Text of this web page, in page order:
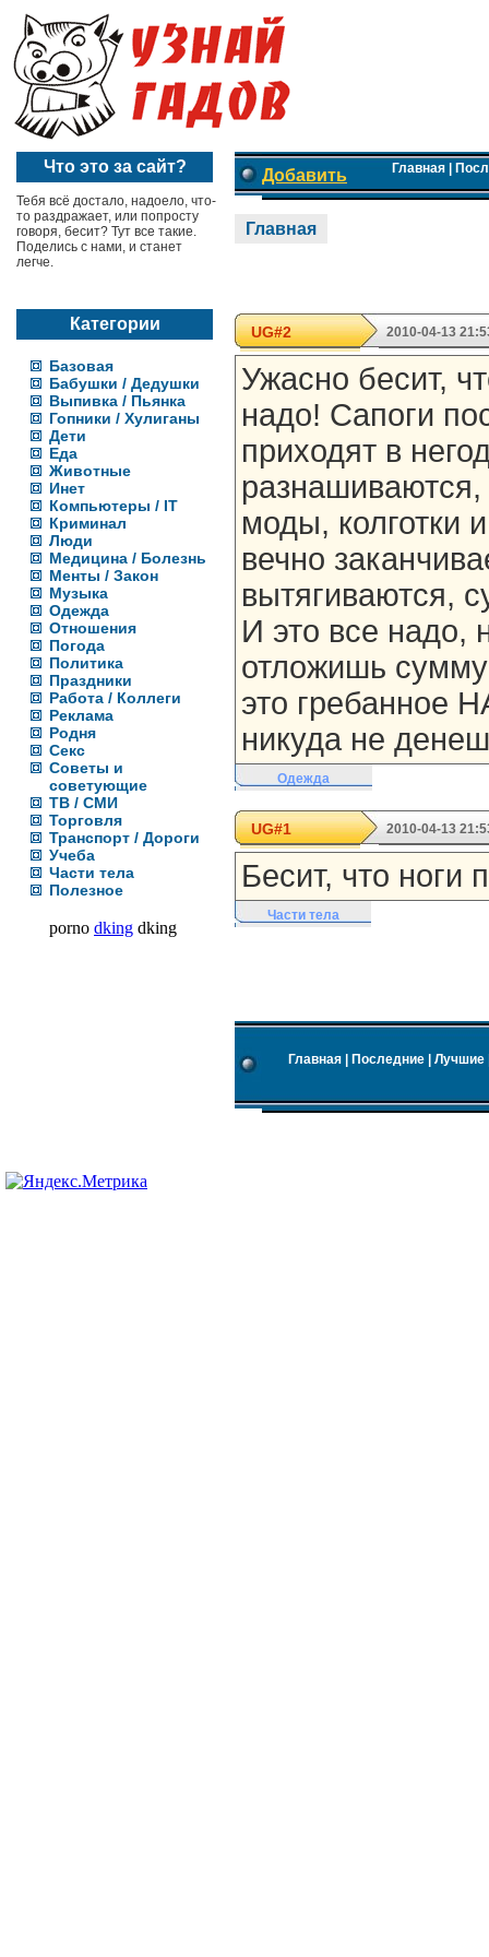
Что это за сайт?
Тебя всё достало, надоело, что-
то раздражает, или попросту
говоря, бесит? Тут все такие.
Поделись с нами, и станет
легче.
Категории
Базовая
Бабушки / Дедушки
Выпивка / Пьянка
Гопники / Хулиганы
Дети
Еда
Животные
Инет
Компьютеры / IT
Криминал
Люди
Медицина / Болезнь
Менты / Закон
Музыка
Одежда
Отношения
Погода
Политика
Праздники
Работа / Коллеги
Реклама
Родня
Секс
Советы и
советующие
ТВ / СМИ
Торговля
Транспорт / Дороги
Учеба
Части тела
Полезное
porno dking dking
Добавить Главная|
Главная
UG#2 2010-04-13
Ужасно бесит,
надо! Сапоги
приходят в
разнашиваются,
моды, колготки
вечно
вытягиваются,
И это все надо,
отложишь сумму
это гребанное
никуда не
Одежда
UG#1 2010-04-13
Бесит, что ноги
Части тела
Главная| Последние| Лучшие